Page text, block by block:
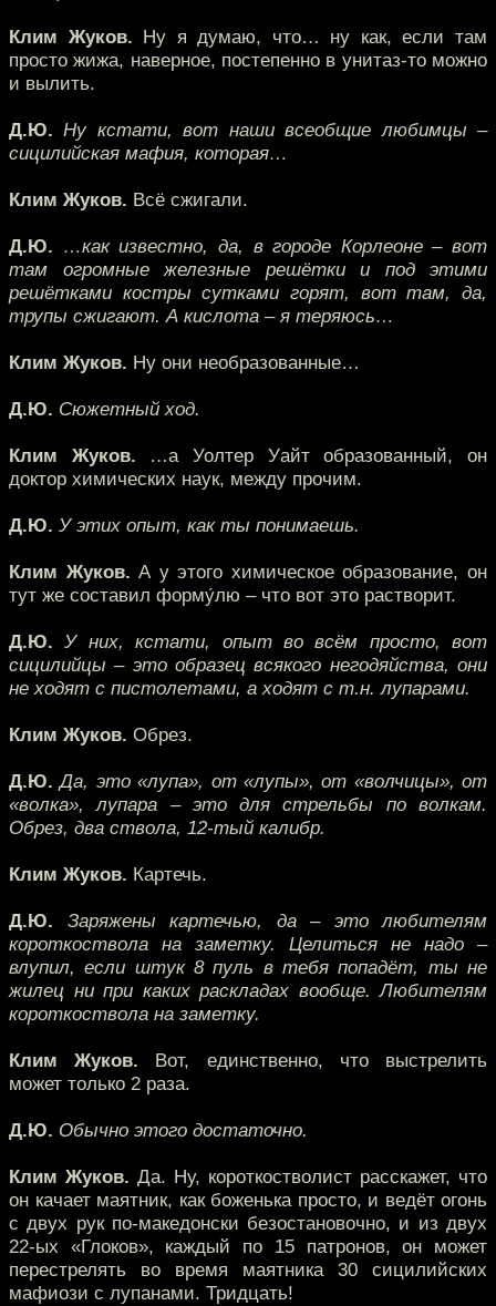
Клим Жуков. Ну я думаю, что… ну как, если там
просто жижа, наверное, постепенно в унитаз-то можно
и вылить.
Д.Ю. Ну кстати, вот наши всеобщие любимцы –
сицилийская мафия, которая…
Клим Жуков. Всё сжигали.
Д.Ю. …как известно, да, в городе Корлеоне – вот
там огромные железные решётки и под этими
решётками костры сутками горят, вот там, да,
трупы сжигают. А кислота – я теряюсь…
Клим Жуков. Ну они необразованные…
Д.Ю. Сюжетный ход.
Клим Жуков. …а Уолтер Уайт образованный, он
доктор химических наук, между прочим.
Д.Ю. У этих опыт, как ты понимаешь.
Клим Жуков. А у этого химическое образование, он
тут же составил форму́лю – что вот это растворит.
Д.Ю. У них, кстати, опыт во всём просто, вот
сицилийцы – это образец всякого негодяйства, они
не ходят с пистолетами, а ходят с т.н. лупарами.
Клим Жуков. Обрез.
Д.Ю. Да, это «лупа», от «лупы», от «волчицы», от
«волка», лупара – это для стрельбы по волкам.
Обрез, два ствола, 12-тый калибр.
Клим Жуков. Картечь.
Д.Ю. Заряжены картечью, да – это любителям
короткоствола на заметку. Целиться не надо –
влупил, если штук 8 пуль в тебя попадёт, ты не
жилец ни при каких раскладах вообще. Любителям
короткоствола на заметку.
Клим Жуков. Вот, единственно, что выстрелить
может только 2 раза.
Д.Ю. Обычно этого достаточно.
Клим Жуков. Да. Ну, короткостволист расскажет, что
он качает маятник, как боженька просто, и ведёт огонь
с двух рук по-македонски безостановочно, и из двух
22-ых «Глоков», каждый по 15 патронов, он может
перестрелять во время маятника 30 сицилийских
мафиози с лупанами. Тридцать!